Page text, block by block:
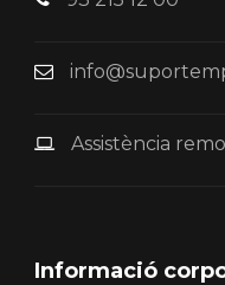
Assistència
Informació